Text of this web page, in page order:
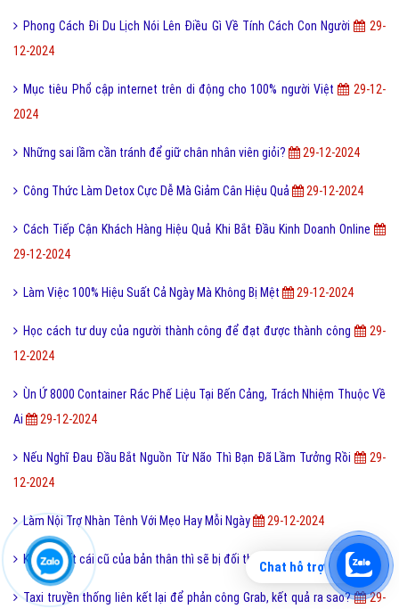
Phong Cách Đi Du Lịch Nói Lên Điều Gì Về Tính Cách Con Người
29-
12-2024
Mục tiêu Phổ cập internet trên di động cho 100% người Việt
29-12-
2024
Những sai lầm cần tránh để giữ chân nhân viên giỏi? 29-12-2024
Công Thức Làm Detox Cực Dễ Mà Giảm Cân Hiệu Quả 29-12-2024
Cách Tiếp Cận Khách Hàng Hiệu Quả Khi Bắt Đầu Kinh Doanh Online
29-12-2024
Làm Việc 100% Hiệu Suất Cả Ngày Mà Không Bị Mệt 29-12-2024
Học cách tư duy của người thành công để đạt được thành công
29-
12-2024
Ùn Ứ 8000 Container Rác Phế Liệu Tại Bến Cảng, Trách Nhiệm Thuộc Về
Ai
29-12-2024
Nếu Nghĩ Đau Đầu Bắt Nguồn Từ Não Thì Bạn Đã Lầm Tưởng Rồi
29-
12-2024
Làm Nội Trợ Nhàn Tênh Với Mẹo Hay Mỗi Ngày 29-12-2024
Không giết cái cũ của bản thân thì sẽ bị đối thủ tiêu diệt 29-12-2024
Taxi truyền thống liên kết lại để phản công Grab, kết quả ra sao? 29-
Chat hỗ trợ